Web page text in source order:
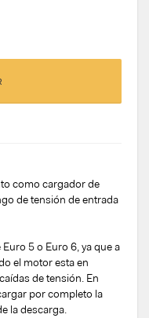
como cargador de
de tensión de entrada
5 o Euro 6, ya que a
el motor esta en
de tensión. En
por completo la
la descarga.